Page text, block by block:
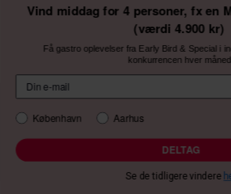
Restauranter på Amager
Restauranter på Christianshavn
Restauranter i Indre By
Restauranter i Nordsjælland
Restauranter i Kødbyen
Restauranter i Ørestad
Restauranter ved Istedgade
Vind middag for 4 personer, fx en
(værdi 4.900 kr)
Få gastro oplevelser fra Early Bird & Special i
konkurrencen hver måned.
København Aarhus
DELTAG
Se de tidligere vindere